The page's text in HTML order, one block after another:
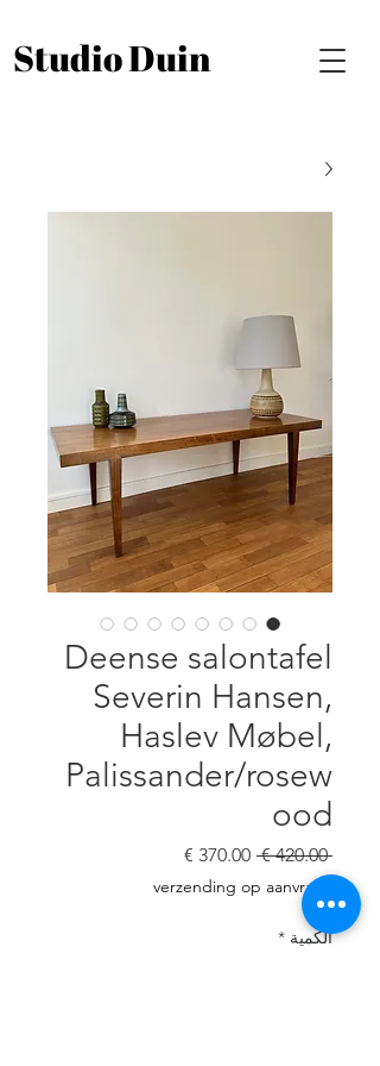
Studio Duin
Deense salontafel
Severin Hansen,
Haslev Møbel,
Palissander/rosew
ood
‏420.00 €
سعر
سعر
verzending op aanvraag
الكمية *